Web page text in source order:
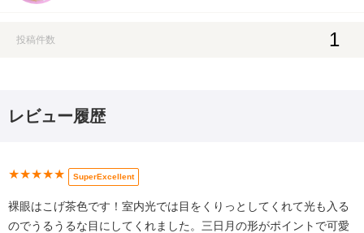
投稿件数 1
レビュー履歴
★★★★★ SuperExcellent
裸眼はこげ茶色です！室内光では目をくりっとしてくれて光も入る
のでうるうるな目にしてくれました。三日月の形がポイントで可愛